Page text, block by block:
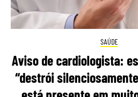
SAÚDE
Aviso de cardiologista:
“destrói